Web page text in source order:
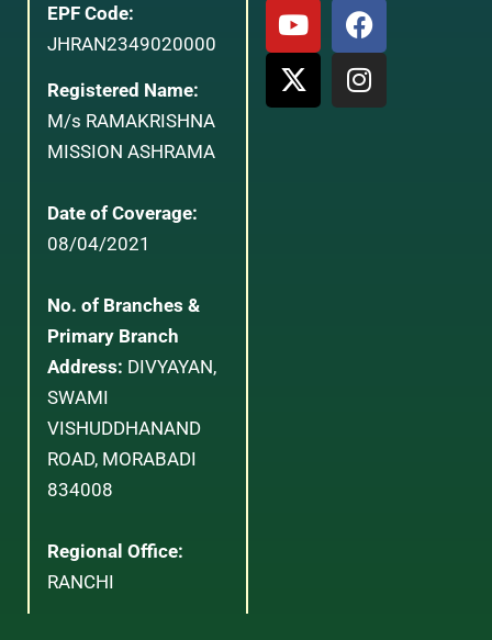
EPF Code:
JHRAN2349020000
Registered Name:
M/s RAMAKRISHNA
MISSION ASHRAMA
Date of Coverage:
08/04/2021
No. of Branches &
Primary Branch
Address: DIVYAYAN,
SWAMI
VISHUDDHANAND
ROAD, MORABADI
834008
Regional Office:
RANCHI